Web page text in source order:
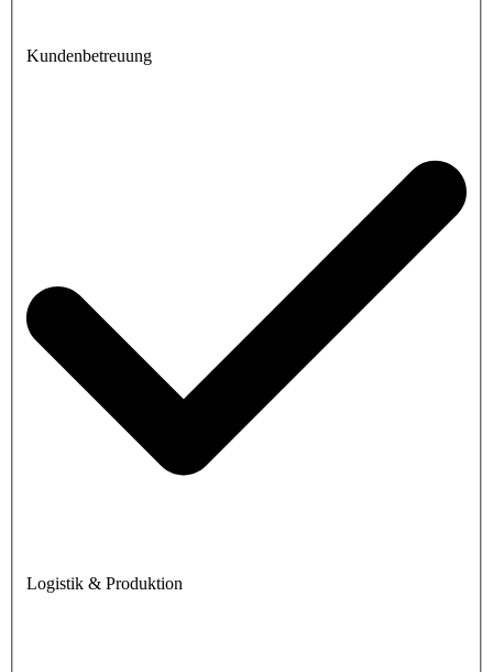
Kundenbetreuung
Logistik & Produktion